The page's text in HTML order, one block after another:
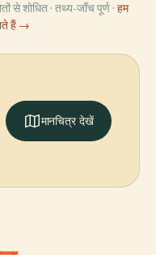
से शोधित · तथ्य-जाँच पूर्ण · हम
हैं →
मानचित्र देखें